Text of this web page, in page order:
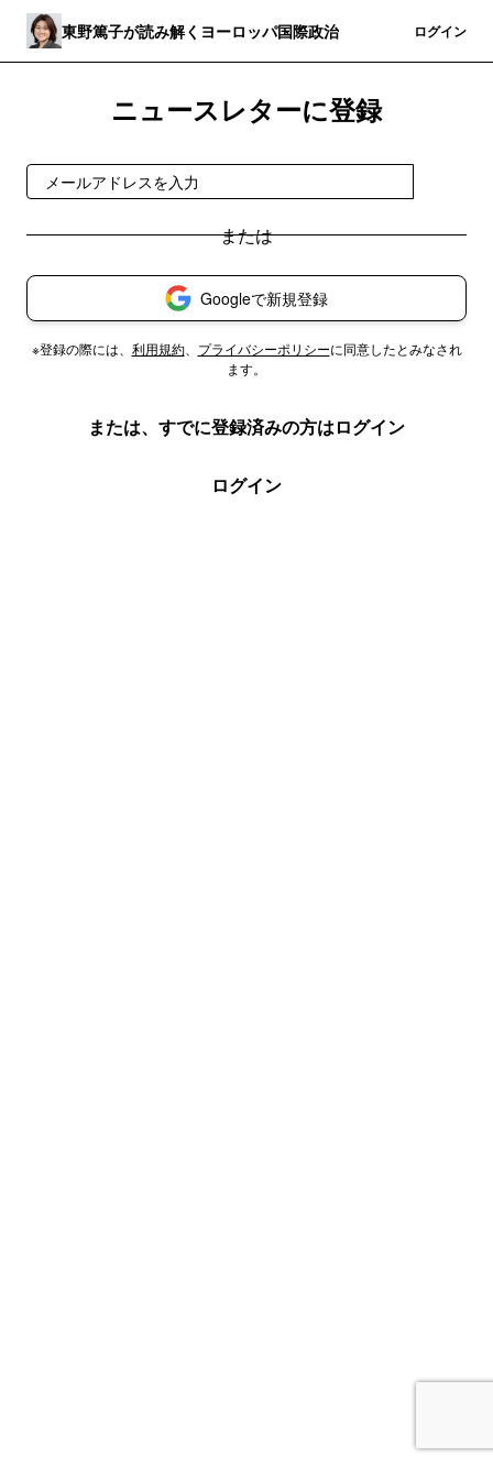
東野篤子が読み解くヨーロッパ国際政治 ログイン
ニュースレターに登録
Googleで新規登録
※登録の際には、 利用規約、 プライバシーポリシーに同意したとみなされ
ます。
または、すでに登録済みの方はログイン
ログイン